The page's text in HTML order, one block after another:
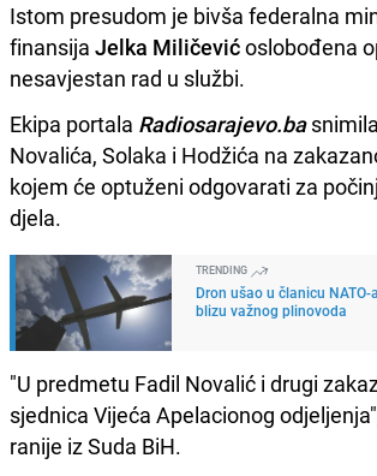
Istom presudom je bivša federalna
finansija Jelka Miličevićoslobođena
nesavjestan rad u službi.
Ekipa portala Radiosarajevo.ba
Novalića, Solaka i Hodžića na
kojem će optuženi odgovarati za
djela.
TRENDING
Dron ušao u članicu
blizu važnog plinovoda
"U predmetu Fadil Novalić i drugi
sjednica Vijeća Apelacionog
ranije iz Suda BiH.